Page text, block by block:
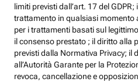
limiti previsti dall’art. 17 del
trattamento in qualsiasi momento
per i trattamenti basati sul
il consenso prestato ; il diritto alla
previsti dalla Normativa Privacy; il
all’Autorità Garante per la
revoca, cancellazione e